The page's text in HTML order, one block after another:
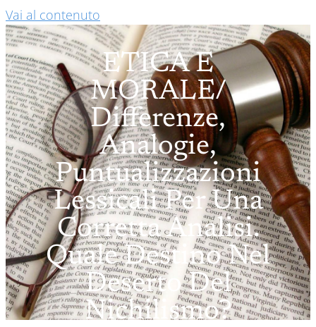
Vai al contenuto
ETICA E
MORALE/
Differenze,
Analogie,
Puntualizzazioni
Lessicali Per Una
Corretta Analisi.
Quale Destino Nel
Deserto Del
Nichilismo?